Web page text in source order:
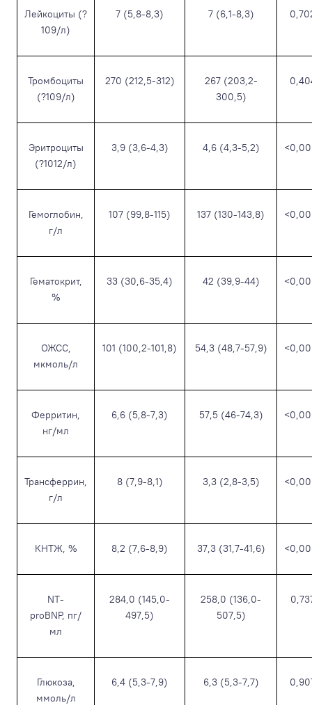
Лейкоциты (?
109/л)
7 (5,8-8,3) 7 (6,1-8,3)
Тромбоциты
(?109/л)
270 (212,5-312)
267 (203,2-
300,5)
Эритроциты
(?1012/л)
3,9 (3,6-4,3) 4,6 (4,3-5,2)
Гемоглобин,
г/л
107 (99,8-115) 137 (130-143,8)
Гематокрит,
%
33 (30,6-35,4) 42 (39,9-44)
ОЖСС,
мкмоль/л
101 (100,2-101,8) 54,3 (48,7-57,9)
Ферритин,
нг/мл
6,6 (5,8-7,3) 57,5 (46-74,3)
Трансферрин,
г/л
8 (7,9-8,1) 3,3 (2,8-3,5)
КНТЖ, % 8,2 (7,6-8,9) 37,3 (31,7-41,6)
NT-
proBNP, пг/
мл
284,0 (145,0-
497,5)
258,0 (136,0-
507,5)
Глюкоза,
ммоль/л
6,4 (5,3-7,9) 6,3 (5,3-7,7)